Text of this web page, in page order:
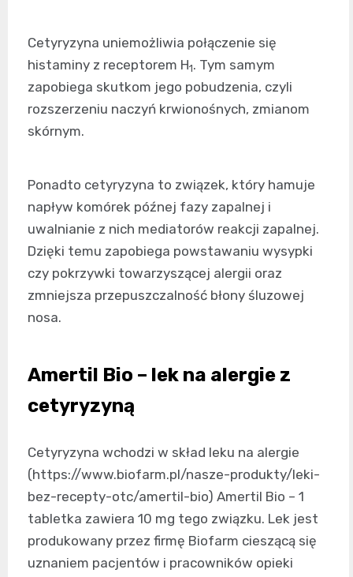
Cetyryzyna uniemożliwia połączenie się
histaminy z receptorem H1. Tym samym
zapobiega skutkom jego pobudzenia, czyli
rozszerzeniu naczyń krwionośnych, zmianom
skórnym.
Ponadto cetyryzyna to związek, który hamuje
napływ komórek późnej fazy zapalnej i
uwalnianie z nich mediatorów reakcji zapalnej.
Dzięki temu zapobiega powstawaniu wysypki
czy pokrzywki towarzyszącej alergii oraz
zmniejsza przepuszczalność błony śluzowej
nosa.
Amertil Bio – lek na alergie z
cetyryzyną
Cetyryzyna wchodzi w skład leku na alergie
(https://www.biofarm.pl/nasze-produkty/leki-
bez-recepty-otc/amertil-bio) Amertil Bio – 1
tabletka zawiera 10 mg tego związku. Lek jest
produkowany przez firmę Biofarm cieszącą się
uznaniem pacjentów i pracowników opieki